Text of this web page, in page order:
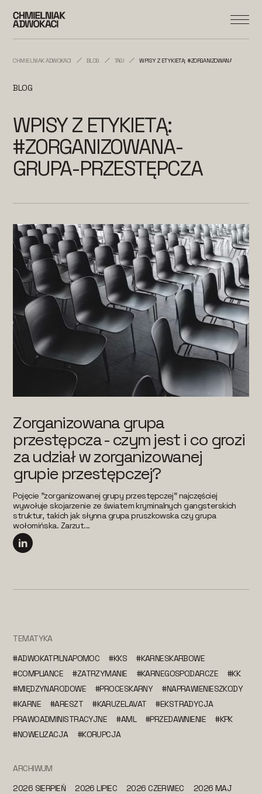
CHMIELNIAK ADWOKACI BLOG TAGI WPISY Z ETYKIETĄ: #ZORGANIZOWANA-GRUPA-
BLOG
WPISY Z ETYKIETĄ:
#ZORGANIZOWANA-
GRUPA-PRZESTĘPCZA
Zorganizowana grupa
przestępcza - czym jest i co grozi
za udział w zorganizowanej
grupie przestępczej?
Pojęcie "zorganizowanej grupy przestępczej" najczęściej
wywołuje skojarzenie ze światem kryminalnych gangsterskich
struktur, takich jak słynna grupa pruszkowska czy grupa
wołomińska. Zarzut...
TEMATYKA
#ADWOKATPILNAPOMOC
#KKS
#KARNESKARBOWE
#COMPLIANCE
#ZATRZYMANIE #KARNEGOSPODARCZE
#KK
#MIĘDZYNARODOWE
#PROCESKARNY
#NAPRAWIENIESZKODY
#KARNE
#ARESZT #KARUZELAVAT
#EKSTRADYCJA
PRAWOADMINISTRACYJNE
#AML #PRZEDAWNIENIE
#KPK
#NOWELIZACJA
#KORUPCJA
ARCHIWUM
2026 SIERPIEŃ
2026 LIPIEC 2026 CZERWIEC
2026 MAJ